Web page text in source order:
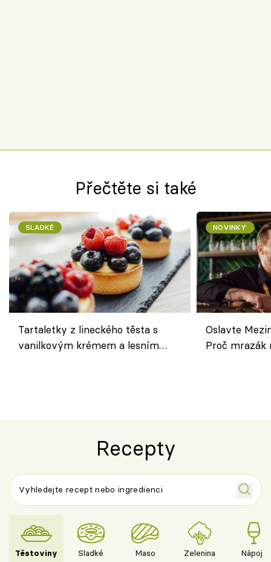
Přečtěte si také
SLADKÉ
Tartaletky z lineckého těsta s
vanilkovým krémem a lesním
NOVINKY
Oslavte
Proč
Recepty
Těstoviny Sladké Maso Zelenina Nápoje